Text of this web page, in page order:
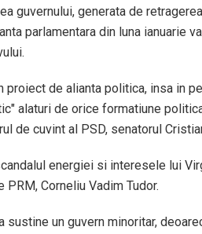
guvernului, generata de
parlamentara din luna ianuarie
proiect de alianta politica, insa in
alaturi de orice formatiune
de cuvint al PSD, senatorul
energiei si interesele lui
Corneliu Vadim Tudor.
un guvern minoritar,